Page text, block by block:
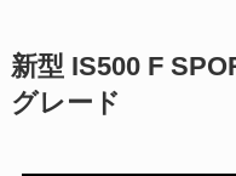
新型 IS500 F
グレード